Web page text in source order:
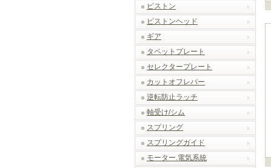
ピストン
ピストンヘッド
ギア
タペットプレート
セレクタープレート
カットオフレバー
逆転防止ラッチ
軸受け/シム
スプリング
スプリングガイド
モーター.電気系統